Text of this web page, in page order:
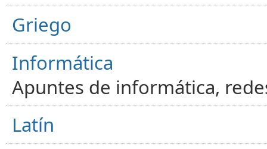
Griego
Informática
Apuntes de informática,
Latín